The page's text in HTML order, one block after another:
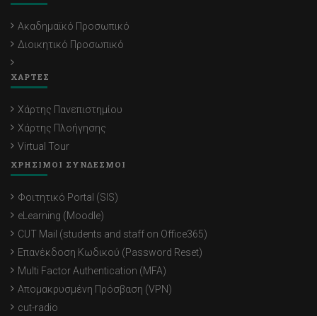
Ακαδημαϊκό Προσωπικό
Διοικητικό Προσωπικό
ΧΑΡΤΕΣ
Χάρτης Πανεπιστημίου
Χάρτης Πλοήγησης
Virtual Tour
ΧΡΗΣΙΜΟΙ ΣΥΝΔΕΣΜΟΙ
Φοιτητικό Portal (SIS)
eLearning (Moodle)
CUT Mail (students and staff on Office365)
Επανέκδοση Κωδικού (Password Reset)
Multi Factor Authentication (MFA)
Απομακρυσμένη Πρόσβαση (VPN)
cut-radio